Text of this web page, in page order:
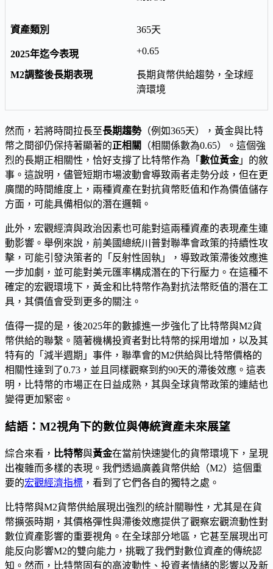
365天
+0.65
長期貨幣供給趨勢，全球經
濟環境
然而，若將時間拉長至長期趨勢（例如365天），黃金與比特
幣之間卻仍保持著顯著的正相關
（相關係數為0.65）。這個強
烈的長期正相關性，恰好支撐了比特幣作為「 數位黃金」的敘
事。這說明，儘管短期市場波動會導致兩者走勢分歧，但在更
廣闊的時間維度上，兩種資產在對抗貨幣貶值和作為價值儲存
方面，可能具備相似的潛在邏輯。
此外，宏觀經濟與政治因素也可能對這兩種資產的表現產生連
動影響。舉例來說，前美國總統川普對聯準會政策的持續性攻
擊，可能引發決策者的「反射性固執」，導致政策滯後效應進
一步加劇，並可能對美元匯率構成潛在的下行壓力。在這種不
確定的宏觀環境下，黃金和比特幣作為對抗法幣貶值的潛在工
具，其價值會受到更多的關注。
值得一提的是，後2025年的數據進一步強化了比特幣與M2貨
幣供給的聯繫。隨著機構投資者對比特幣的採用增加，以及其
特有的「減半週期」事件，聯準會的M2供給與比特幣價格的
相關性達到了0.73，並且同樣觀察到約90天的滯後效應。這表
明，比特幣的市場正在日益成熟，其與全球貨幣政策的連結也
變得更加緊密。
結語：M2視角下的數位與傳統資產未來展望
綜合來看， 比特幣與黃金在當前快速變化的貨幣環境下，呈現
出複雜而多樣的表現。我們透過廣義貨幣供給（M2）這個重
要的宏觀經濟指標 ，看到了它們各自的獨特之處。
比特幣與M2貨幣供給展現出強烈的統計關聯性，尤其是在貨
幣擴張時期，其價格彈性與滯後效應提供了觀察宏觀流動性對
數位資產影響的重要視角。在全球部分地區，它甚至展現出可
能反向影響M2的雙向能力，挑戰了我們對數位資產的傳統認
知。然而，比特幣固有的高波動性、投資者情緒的影響以及新